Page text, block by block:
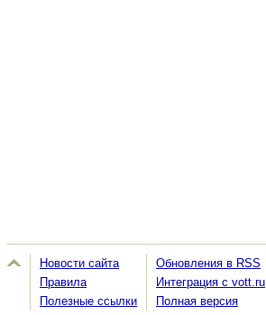
Новости сайта
Правила
Полезные ссылки
Обновления в RSS
Интеграция с vott.ru
Полная версия